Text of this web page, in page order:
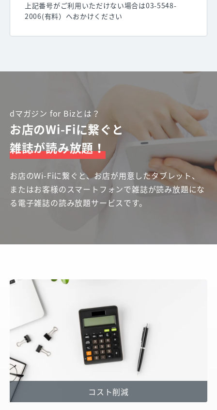
上記番号がご利用いただけない場合は03-5548-
2006(有料）へおかけください
dマガジン for Bizとは？
お店のWi-Fiに繋ぐと
雑誌が読み放題！
お店のWi-Fiに繋ぐと、お店が用意したタブレット、
またはお客様のスマートフォンで雑誌が読み放題にな
る電子雑誌の読み放題サービスです。
コスト削減